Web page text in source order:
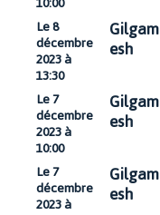
Le 8
décembre
2023 à
13:30
Gilgam
esh
Le 7
décembre
2023 à
10:00
Gilgam
esh
Le 7
décembre
2023 à
Gilgam
esh